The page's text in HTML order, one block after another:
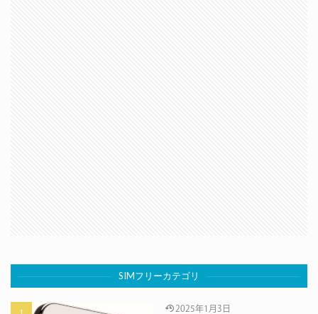
SIMフリーカテゴリ
2025年1月3日